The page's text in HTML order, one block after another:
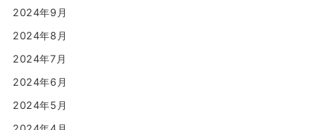
2024年9月
2024年8月
2024年7月
2024年6月
2024年5月